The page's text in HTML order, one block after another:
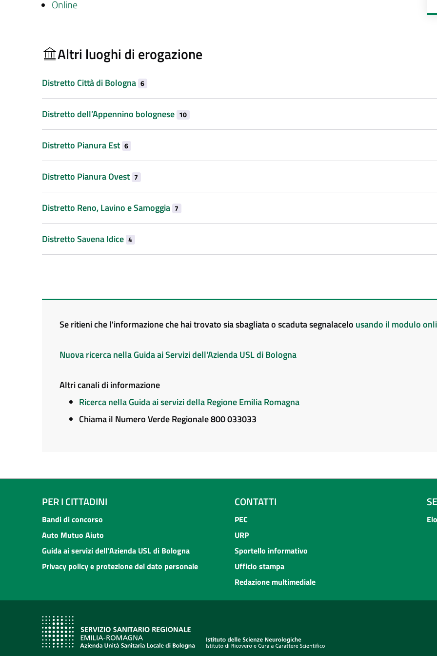
Online
Altri luoghi di erogazione
Distretto Città di Bologna 6
Distretto dell’Appennino bolognese 10
Distretto Pianura Est 6
Distretto Pianura Ovest 7
Distretto Reno, Lavino e Samoggia 7
Distretto Savena Idice 4
Se ritieni che l'informazione che hai trovato sia sbagliata o scaduta segnalacelo usando il modulo
Nuova ricerca nella Guida ai Servizi dell'Azienda USL di Bologna
Altri canali di informazione
Ricerca nella Guida ai servizi della Regione Emilia Romagna
Chiama il Numero Verde Regionale 800 033033
PER I CITTADINI
Bandi di concorso
Auto Mutuo Aiuto
Guida ai servizi dell'Azienda USL di Bologna
Privacy policy e protezione del dato personale
CONTATTI
PEC
URP
Sportello informativo
Ufficio stampa
Redazione multimediale